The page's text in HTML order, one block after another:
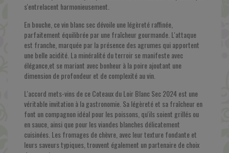
s'entrelacent harmonieusement.
En bouche, ce vin blanc sec dévoile une légèreté raffinée,
parfaitement équilibrée par une fraîcheur gourmande. L'attaque
est franche, marquée par la présence des agrumes qui apportent
une belle acidité. La minéralité du terroir se manifeste avec
élégance,et se mariant avec bonheur à la poire ajoutant une
dimension de profondeur et de complexité au vin.
L'accord mets-vins de ce Coteaux du Loir Blanc Sec 2024 est une
véritable invitation à la gastronomie. Sa légèreté et sa fraîcheur en
font un compagnon idéal pour les poissons, qu'ils soient grillés ou
en sauce, ainsi que pour les viandes blanches délicatement
cuisinées. Les fromages de chèvre, avec leur texture fondante et
leurs saveurs typiques, trouvent également un partenaire de choix